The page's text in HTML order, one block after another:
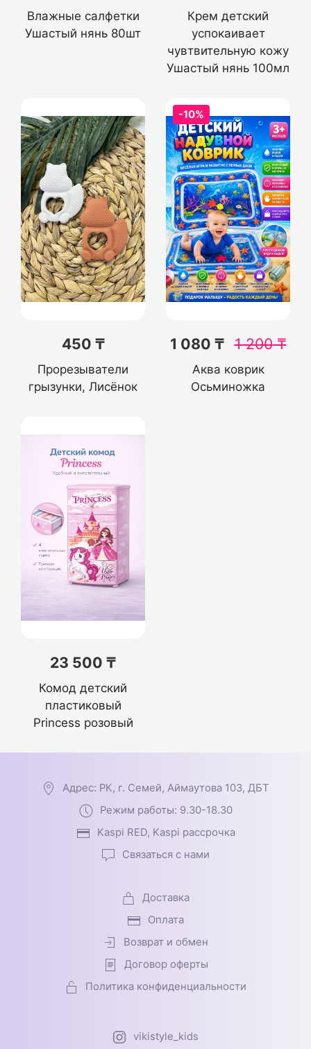
Влажные салфетки
Ушастый нянь 80шт
Крем детский
успокаивает
чувтвительную кожу
Ушастый нянь 100мл
450 ₸
Прорезыватели
грызунки, Лисёнок
-10%
1 080 ₸ 1 200₸
Аква коврик
Осьминожка
23 500 ₸
Комод детский
пластиковый
Princess розовый
Адрес: РК, г. Семей, Аймаутова 103, ДБТ
Режим работы: 9.30-18.30
Kaspi RED, Kaspi рассрочка
Связаться с нами
Доставка
Оплата
Возврат и обмен
Договор оферты
Политика конфиденциальности
vikistyle_kids